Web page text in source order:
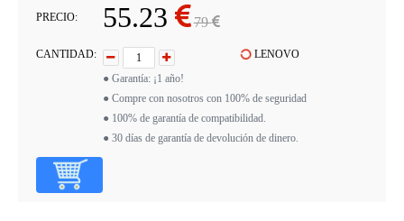
PRECIO: 55.23 79
CANTIDAD:
LENOVO
● Garantía: ¡1 año!
● Compre con nosotros con 100% de seguridad
● 100% de garantía de compatibilidad.
● 30 días de garantía de devolución de dinero.